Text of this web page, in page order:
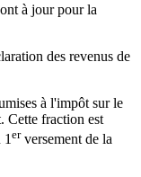
à jour pour la
des revenus de
à l'impôt sur le
Cette fraction est
erversement de la